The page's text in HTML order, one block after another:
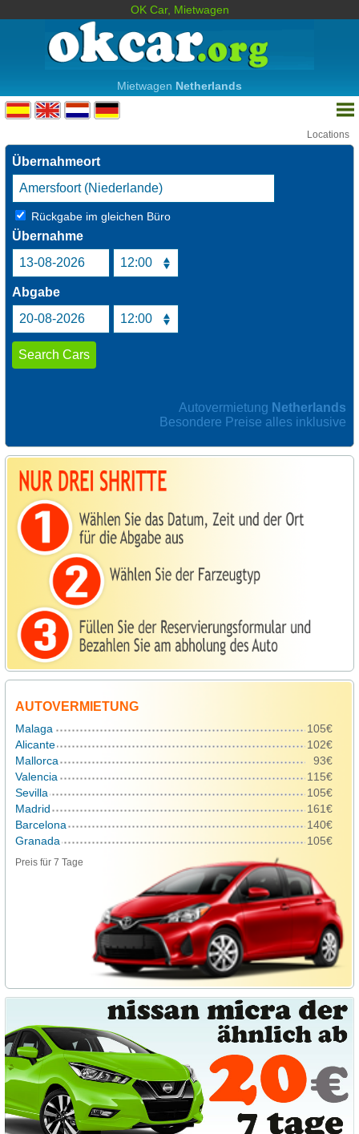
OK Car, Mietwagen
Mietwagen Netherlands
Autovermietung Netherlands
Besondere Preise alles inklusive
Locations
Übernahmeort
Rückgabe im gleichen Büro
Übernahme
Abgabe
AUTOVERMIETUNG
Malaga
105€
Alicante
102€
Mallorca
93€
Valencia
115€
Sevilla
105€
Madrid
161€
Barcelona
140€
Granada
105€
Preis für 7 Tage